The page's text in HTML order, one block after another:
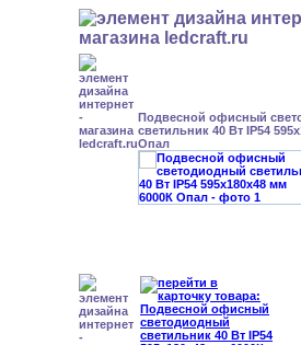
Подвесной офисный
светильник 40 Вт IP54
Опал